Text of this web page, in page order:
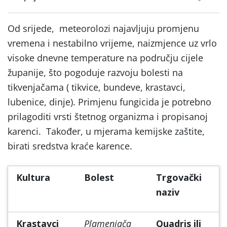
Od srijede, meteorolozi najavljuju promjenu
vremena i nestabilno vrijeme, naizmjence uz vrlo
visoke dnevne temperature na području cijele
županije, što pogoduje razvoju bolesti na
tikvenjačama ( tikvice, bundeve, krastavci,
lubenice, dinje). Primjenu fungicida je potrebno
prilagoditi vrsti štetnog organizma i propisanoj
karenci. Također, u mjerama kemijske zaštite,
birati sredstva kraće karence.
Kultura Bolest
Trgovački
naziv
Krastavci Plamenjača Quadris ili